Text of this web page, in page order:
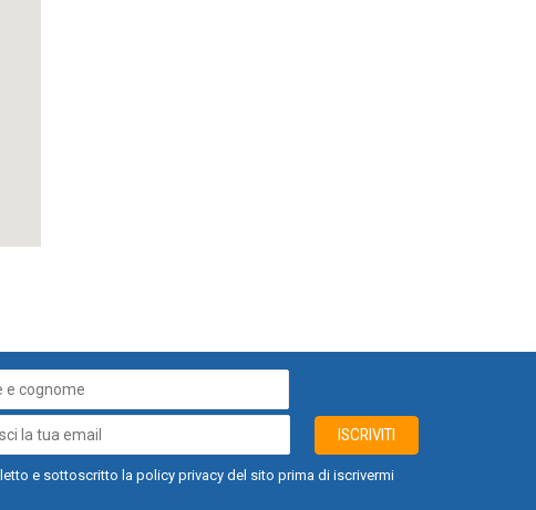
ISCRIVITI
e sottoscritto la policy privacy del sito prima di iscrivermi